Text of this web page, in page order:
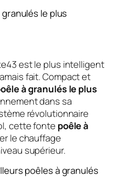
le plus
est le plus intelligent
fait. Compact et
à granulés le plus
dans sa
révolutionnaire
cette fonte poêle à
le chauffage
supérieur.
poêles à granulés